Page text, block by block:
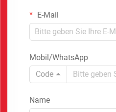
E-Mail
Mobil/WhatsApp
Code
Name